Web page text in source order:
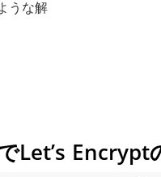
うな解
Let’s